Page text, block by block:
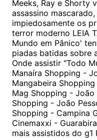
Meeks, Ray e Shorty
assassino
impiedosamente os
terror moderno LEIA
Mundo em Pânico'
piadas batidas sobre
Onde assistir "Todo
Manaíra Shopping -
Mangabeira
Mag Shopping - João
Shopping - João
Shopping - Campina
Cinemaxxi -
mais assistidos do g1